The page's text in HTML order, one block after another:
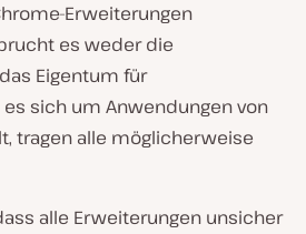
Erweiterungen
es weder die
Eigentum für
es sich um Anwendungen von
tragen alle möglicherweise
alle Erweiterungen unsicher